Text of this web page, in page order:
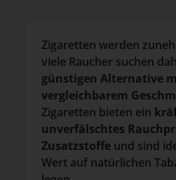
Zigaretten werden
viele Raucher suchen
günstigen Alternative
vergleichbarem
Zigaretten bieten ein
unverfälschtes
Zusatzstoffe und sind
Wert auf natürlichen